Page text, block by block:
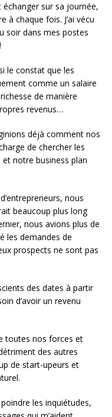
sur sa journée,
à chaque fois. J’ai vécu
soir dans mes postes
le constat que les
comme un salaire
de manière
revenus…
déjà comment nos
de chercher les
notre business plan
nous
beaucoup plus long
nous avions plus de
les demandes de
prospects ne sont pas
des dates à partir
d’avoir un revenu
toutes nos forces et
des autres
de start-upeurs et
les inquiétudes,